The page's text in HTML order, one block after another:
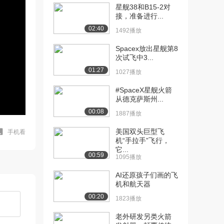
手机看
02:40
星舰38和B15-2对
接，准备进行...
1492播放
01:27
Spacex放出星舰第8
次试飞中3...
1027播放
00:08
#SpaceX星舰火箭
从德克萨斯州...
1887播放
00:59
美国双头巨型飞
机“手拉手”飞行，
它...
1095播放
00:20
AI还原孩子们画的飞
机和航天器
1823播放
老外研发另类火箭